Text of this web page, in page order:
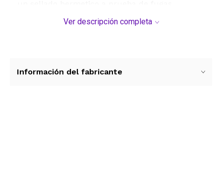
carnes, pastas y frutas por mucho mas tiempo.
impecable, este juego de recipientes apilables
Ver descripción completa
Información del fabricante